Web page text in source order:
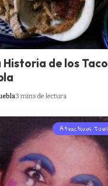
Historia de los
3 mins de lectura
Atractivos